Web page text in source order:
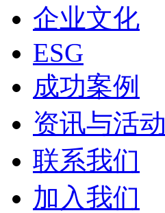
企业文化
ESG
成功案例
资讯与活动
联系我们
加入我们